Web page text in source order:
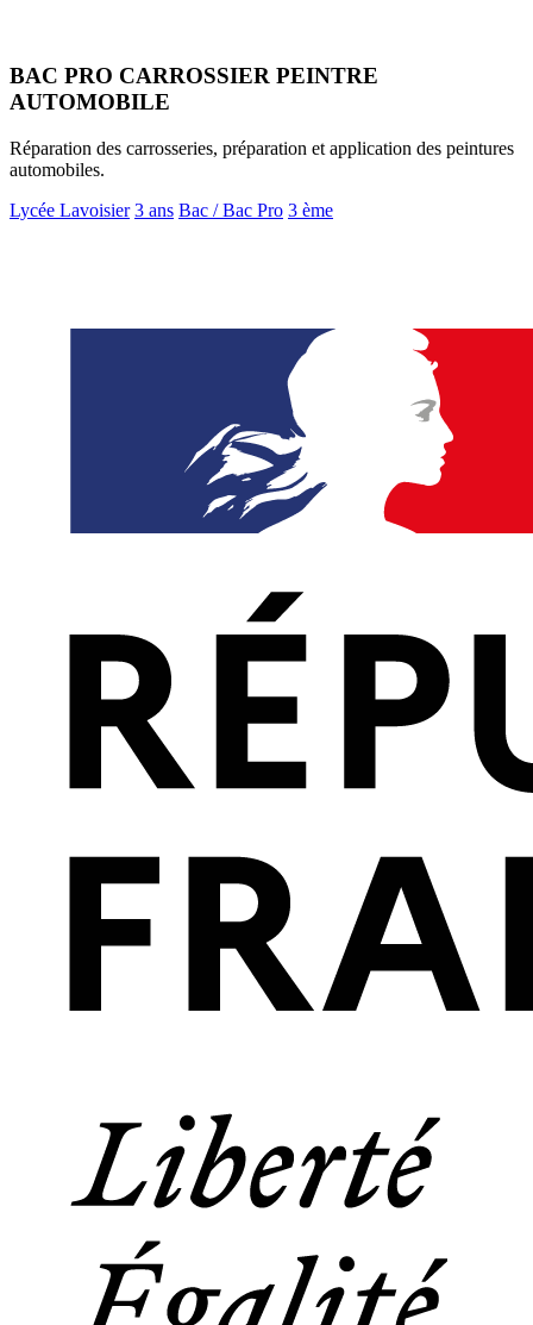
BAC PRO CARROSSIER PEINTRE
AUTOMOBILE
Réparation des carrosseries, préparation et application des peintures
automobiles.
Lycée Lavoisier 3 ans Bac / Bac Pro 3 ème